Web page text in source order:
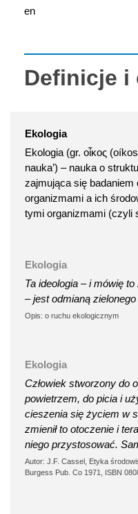
en
Definicje i
Ekologia
Ekologia (gr. οἶκος
nauka’) – nauka o
zajmująca się badaniem
organizmami a ich
tymi organizmami (czyli
Ekologia
Ta ideologia – i mówię
– jest odmianą
Opis: o ruchu ekologicznym
Ekologia
Człowiek stworzony do
powietrzem, do picia i
cieszenia się życiem w
zmienił to otoczenie i
niego przystosować.
Autor: J.F. Cassel, Etyka
Burgess Pub. Co 1971, ISBN